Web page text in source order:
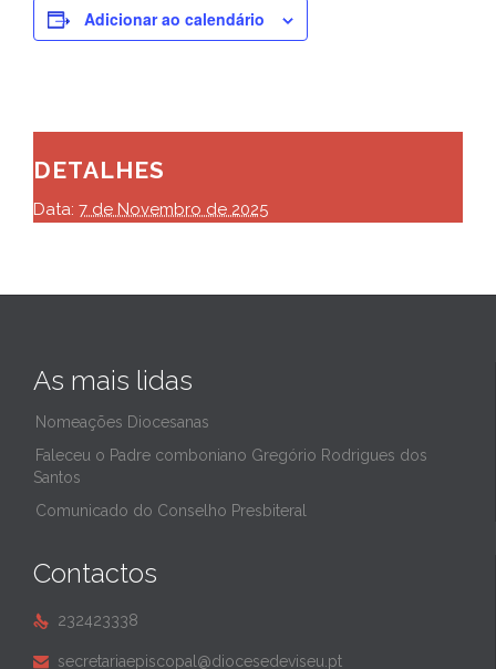
Adicionar ao calendário
DETALHES
Data: 7 de Novembro de 2025
As mais lidas
Nomeações Diocesanas
Faleceu o Padre comboniano Gregório Rodrigues dos
Santos
Comunicado do Conselho Presbiteral
Contactos
 232423338
 secretariaepiscopal@diocesedeviseu.pt